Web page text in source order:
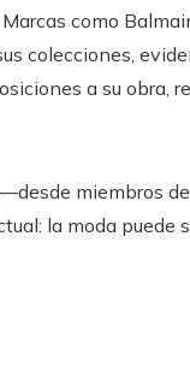
como
colecciones,
a su obra,
miembros
la moda puede